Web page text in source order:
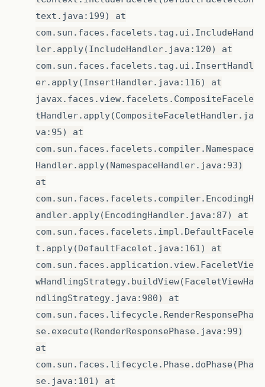
text.java:199) at
com.sun.faces.facelets.tag.ui.IncludeHand
ler.apply(IncludeHandler.java:120) at
com.sun.faces.facelets.tag.ui.InsertHandl
er.apply(InsertHandler.java:116) at
javax.faces.view.facelets.CompositeFacele
tHandler.apply(CompositeFaceletHandler.ja
va:95) at
com.sun.faces.facelets.compiler.Namespace
Handler.apply(NamespaceHandler.java:93)
at
com.sun.faces.facelets.compiler.EncodingH
andler.apply(EncodingHandler.java:87) at
com.sun.faces.facelets.impl.DefaultFacele
t.apply(DefaultFacelet.java:161) at
com.sun.faces.application.view.FaceletVie
wHandlingStrategy.buildView(FaceletViewHa
ndlingStrategy.java:980) at
com.sun.faces.lifecycle.RenderResponsePha
se.execute(RenderResponsePhase.java:99)
at
com.sun.faces.lifecycle.Phase.doPhase(Pha
se.java:101) at